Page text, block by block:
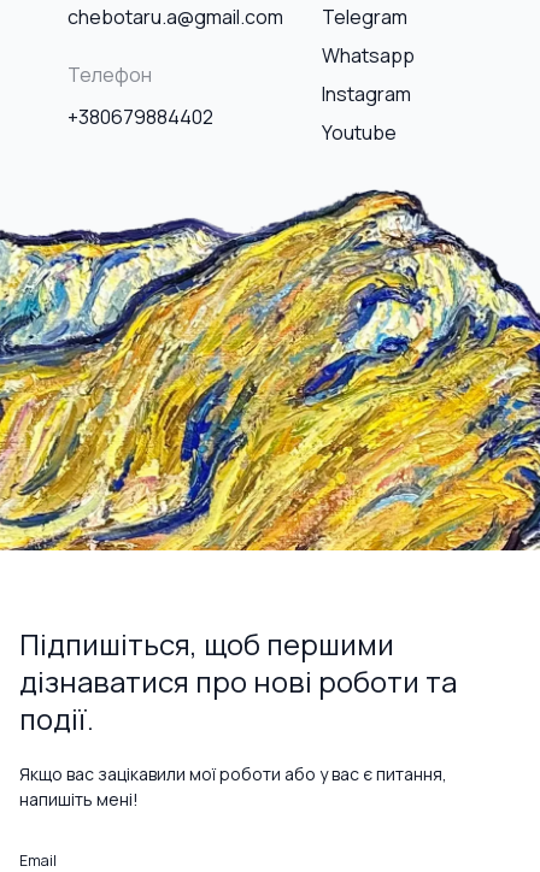
chebotaru.a@gmail.com
Телефон
+380679884402
Telegram
Whatsapp
Instagram
Youtube
Підпишіться, щоб першими
дізнаватися про нові роботи та
події.
Якщо вас зацікавили мої роботи або у вас є питання,
напишіть мені!
Email